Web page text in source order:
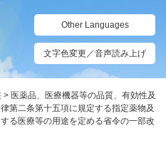
Other Languages
文字色変更／音声読み上げ
> 医薬品、医療機器等の品質、有効性及
第二条第十五項に規定する指定薬物及
る医療等の用途を定める省令の一部改